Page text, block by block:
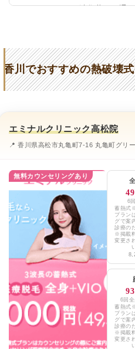
リゼクリニック渋谷井の頭通
共立美容外科高松院
武岡皮膚科クリニック丸亀本
CLINIQUEJ形成外科
真弓愛メディカルクリニック
クリニカみやむら
まなべ眼科クリニック
いない皮ふ科形成外科クリニ
牛山クリニック
エミナルクリニックメンズ高
湘南美容クリニック高松院
TCB東京中央美容外科高松院
香川でおすすめの熱破壊
エミナルクリニック高松院
📍 香川県高松市丸亀町7-16 丸亀町グリ
無料カウンセリングあり
6
蓄熱式
プラン
グで案
診療の
※掲載
変更さ
6回
蓄熱式
プラン
グで案
診療の
※掲載
変更さ